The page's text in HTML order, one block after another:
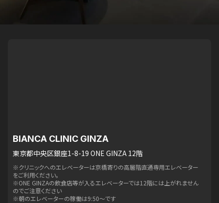
BIANCA CLINIC GINZA
東京都中央区銀座1-8-19 ONE GINZA 12階
※クリニックへのエレベーターは京橋寄りの高層階直通専用エレベーター
をご利用ください。
※ONE GINZAの飲食店等が入るエレベーターでは12階には上がれません
のでご注意ください
※朝のエレベーターの稼働は9:50〜です